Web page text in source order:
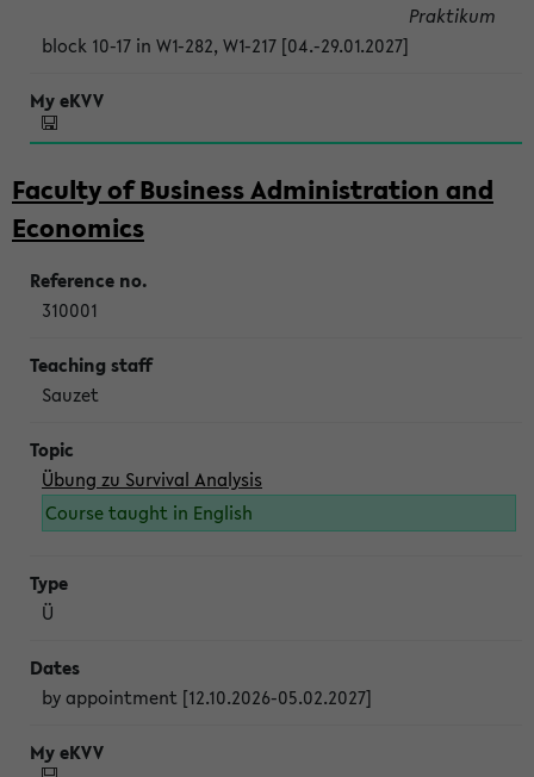
block 10-17 in W1-282, W1-217 [04.-29.01.2027]
Praktikum
Faculty of Business Administration and
Economics
310001
Sauzet
Übung zu Survival Analysis
Course taught in English
Ü
by appointment [12.10.2026-05.02.2027]